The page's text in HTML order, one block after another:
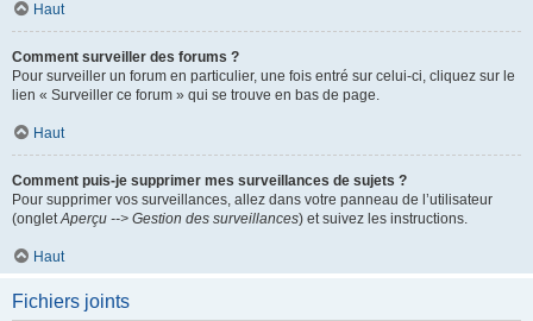
Haut
Comment surveiller des forums ?
Pour surveiller un forum en particulier, une fois entré sur celui-ci, cliquez sur le
lien « Surveiller ce forum » qui se trouve en bas de page.
Haut
Comment puis-je supprimer mes surveillances de sujets ?
Pour supprimer vos surveillances, allez dans votre panneau de l’utilisateur
(ongletAperçu --> Gestion des surveillances) et suivez les instructions.
Haut
Fichiers joints